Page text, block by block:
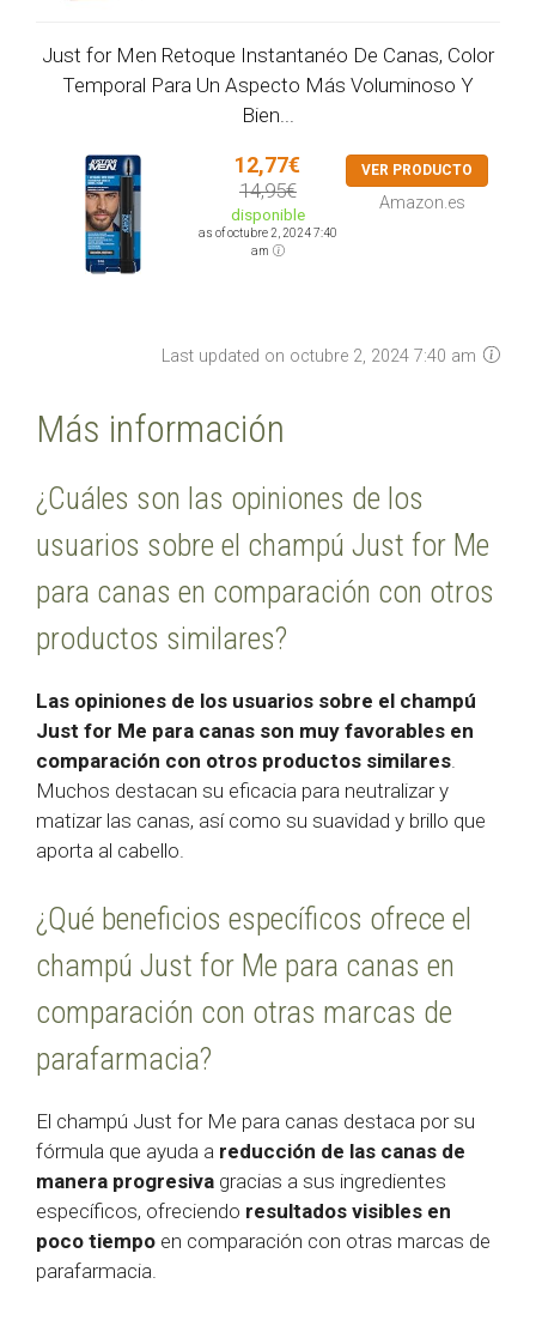
Just for Men Retoque Instantanéo De Canas, Color
Temporal Para Un Aspecto Más Voluminoso Y
Bien...
12,77€
14,95€
disponible
as of octubre 2, 2024 7:40
am
VER PRODUCTO
Amazon.es
Last updated on octubre 2, 2024 7:40 am
Más información
¿Cuáles son las opiniones de los
usuarios sobre el champú Just for Me
para canas en comparación con otros
productos similares?
Las opiniones de los usuarios sobre el champú
Just for Me para canas son muy favorables en
comparación con otros productos similares
Muchos destacan su eficacia para neutralizar y
matizar las canas, así como su suavidad y brillo que
aporta al cabello.
¿Qué beneficios específicos ofrece el
champú Just for Me para canas en
comparación con otras marcas de
parafarmacia?
El champú Just for Me para canas destaca por su
fórmula que ayuda a reducción de las canas de
manera progresiva gracias a sus ingredientes
específicos, ofreciendo resultados visibles en
poco tiempo en comparación con otras marcas de
parafarmacia.